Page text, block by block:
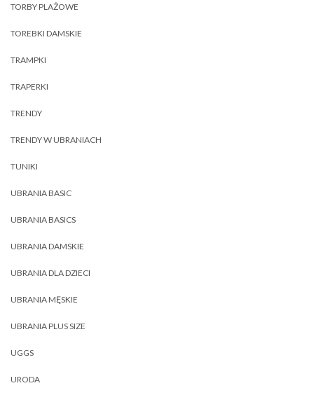
TORBY PLAŻOWE
TOREBKI DAMSKIE
TRAMPKI
TRAPERKI
TRENDY
TRENDY W UBRANIACH
TUNIKI
UBRANIA BASIC
UBRANIA BASICS
UBRANIA DAMSKIE
UBRANIA DLA DZIECI
UBRANIA MĘSKIE
UBRANIA PLUS SIZE
UGGS
URODA